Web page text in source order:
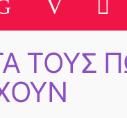
ΤΟΥΣ